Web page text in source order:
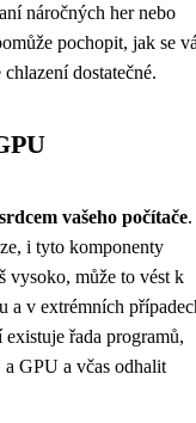
náročných her nebo
pochopit, jak se
dostatečné.
vašeho počítače.
i tyto komponenty
vysoko, může to vést k
a v extrémních
existuje řada programů,
GPU a včas odhalit